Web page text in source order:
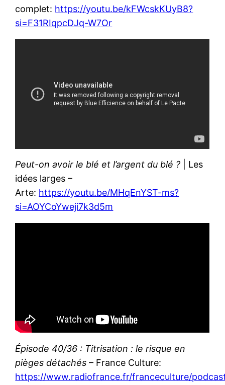
complet: https://youtu.be/kFWcskKUyB8?
si=F31RIqpcDJq-W7Or
Peut-on avoir le blé et l’argent du blé ? | Les
idées larges –
Arte: https://youtu.be/MHqEnYST-ms?
si=AOYCoYweji7k3d5m
Épisode 40/36 : Titrisation : le risque en
pièges détachés – France Culture:
https://www.radiofrance.fr/franceculture/